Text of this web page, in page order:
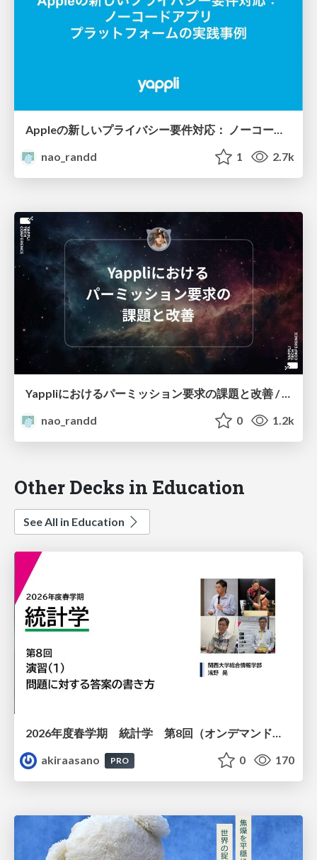
nao_randd
1 2.7k
Yappliにおけるパーミッション要求の課題と改善 / Challenges and Improvements of Permission Requests in Yappli
nao_randd
0 1.2k
Other Decks in Education
See All in Education
2026年度春学期 統計学 第8回（オンデマンド配信回） 演習（１）・問題に対する答案の書き方 (2026. 5. 21)
akiraasano
PRO 0 170